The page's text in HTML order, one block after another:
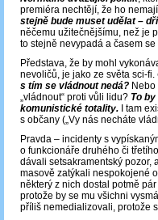
premiéra nechtějí, že ho
stejně bude muset udělat –
něčemu užitečnějšímu, než je
to stejně nevypadá a časem
Představa, že by mohl
nevoličů, je jako ze světa sci-fi.
s tím se vládnout nedá? Nebo
„vládnout“ proti vůli lidu? To
komunistické totality.
I tam
s občany („Vy nás necháte
Pravda – incidenty s
o funkcionáře druhého či
dávali setsakramentský pozor,
masově zatýkali nespokojené
některý z nich dostal potmě
protože by se mu všichni
příliš nemedializovali, protože